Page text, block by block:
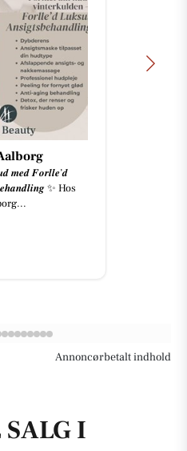
𝒎𝒆𝒅 𝑭𝒐𝒓𝒍𝒍𝒆’𝒅
✨ Hos
Annoncørbetalt indhold
I